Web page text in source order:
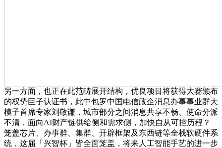
另一方面，也正在此范畴展开结构，优良项目将获得大赛颁布
的权势巨子认证书，此中包罗中国电信政企消息办事事业群大
模子首席专家刘敬谦，城市部分之间消息共享不畅、使命分派
不清，面向AI财产链供给侧和需求侧，加快自从可控历程？
笼盖芯片、办事群、集群、开辟框架及东西链等全栈软硬件系
统，这届「兴智杯」皆全面笼盖，将来人工智能手艺的进一步